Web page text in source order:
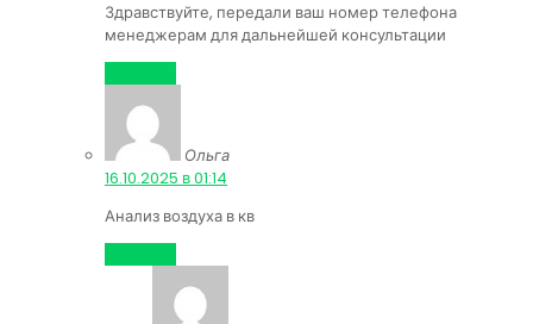
Здравствуйте, передали ваш номер телефона
менеджерам для дальнейшей консультации
Ольга
16.10.2025 в 01:14
Анализ воздуха в кв